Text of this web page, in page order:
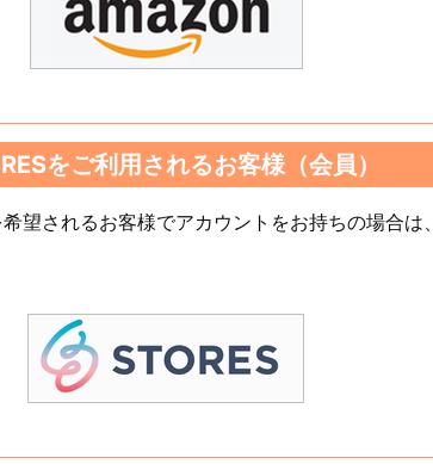
をご利用されるお客様（会員）
望されるお客様でアカウントをお持ちの場合